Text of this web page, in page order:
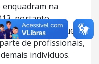
na
portanto
SVO de qualquer
de profissionais,
indivíduos.